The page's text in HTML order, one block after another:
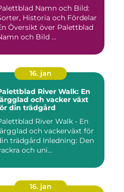
Namn och Bild:
Historia och Fördelar
Översikt över Palettblad
och Bild ...
16. jan
River Walk: En
och vacker växt
din trädgård
River Walk - En
och vackerväxt för
trädgård Inledning: Den
och uni...
16. jan